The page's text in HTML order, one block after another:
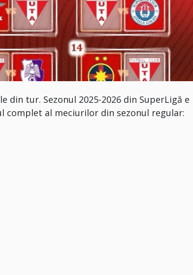
tur. Sezonul 2025-2026 din SuperLigă e
complet al meciurilor din sezonul regular: